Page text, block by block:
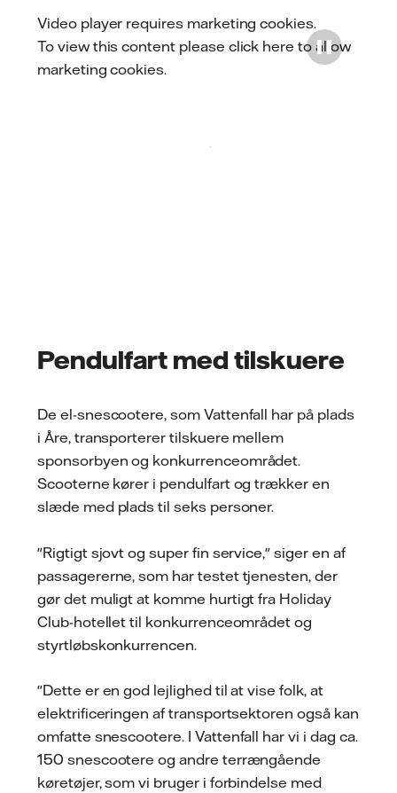
Video player requires marketing cookies.
To view this content please click here to allow
marketing cookies.
Play
Pendulfart med tilskuere
De el-snescootere, som Vattenfall har på plads
i Åre, transporterer tilskuere mellem
sponsorbyen og konkurrenceområdet.
Scooterne kører i pendulfart og trækker en
slæde med plads til seks personer.
"Rigtigt sjovt og super fin service," siger en af
passagererne, som har testet tjenesten, der
gør det muligt at komme hurtigt fra Holiday
Club-hotellet til konkurrenceområdet og
styrtløbskonkurrencen.
"Dette er en god lejlighed til at vise folk, at
elektrificeringen af transportsektoren også kan
omfatte snescootere. I Vattenfall har vi i dag ca.
150 snescootere og andre terrængående
køretøjer, som vi bruger i forbindelse med